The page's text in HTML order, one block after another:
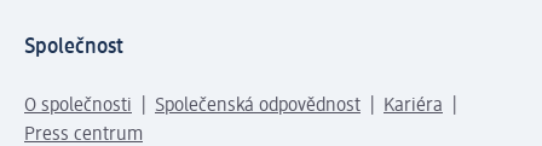
Společnost
O společnosti Společenská odpovědnost
Kariéra
Press centrum